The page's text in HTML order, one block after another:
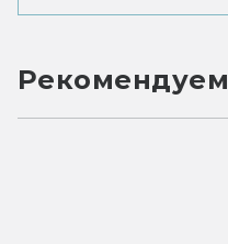
Рекомендуем